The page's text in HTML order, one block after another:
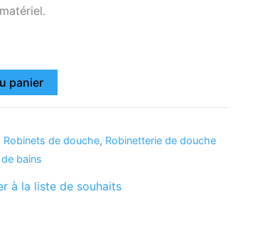
panier
Robinets de douche, Robinetterie de douche
bains
à la liste de souhaits